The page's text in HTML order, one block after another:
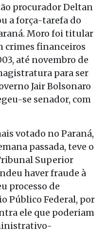
procurador Deltan
a força-tarefa do
Moro foi titular
crimes financeiros
até novembro de
para ser
Jair Bolsonaro
se senador, com
votado no Paraná,
passada, teve o
Superior
haver fraude à
processo de
Público Federal, por
ele que poderiam